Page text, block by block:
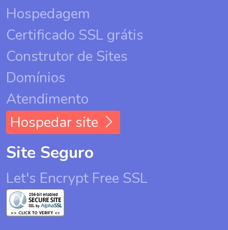
Hospedagem
Certificado SSL grátis
Construtor de Sites
Domínios
Atendimento
Hospedar site
Site Seguro
Let's Encrypt Free SSL